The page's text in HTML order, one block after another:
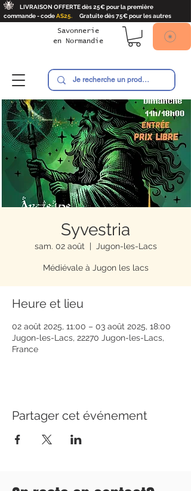
🐝
LIVRAISON OFFERTE dès 25€ pour la première
commande - codeAS25. Gratuite dès 75€ pour les autres
Savonnerie
en Normandie
Syvestria
sam. 02 août
  |
Jugon-les-Lacs
Médiévale à Jugon les lacs
Heure et lieu
02 août 2025, 11:00 – 03 août 2025, 18:00
Jugon-les-Lacs, 22270 Jugon-les-Lacs,
France
Partager cet événement